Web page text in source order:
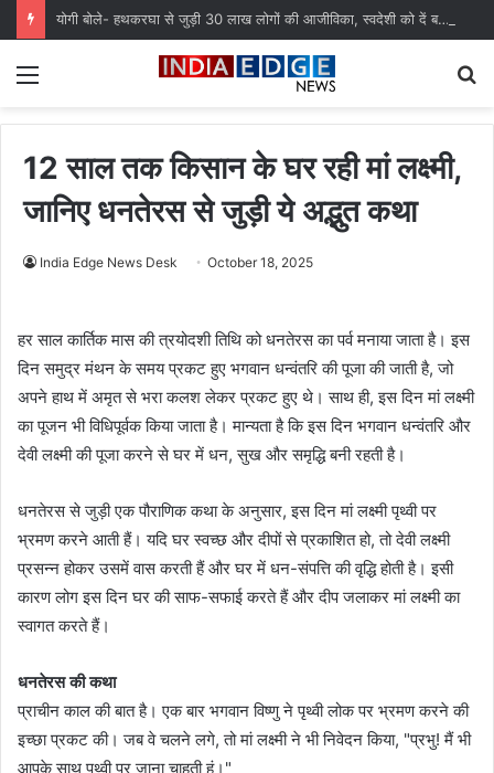
योगी बोले- हथकरघा से जुड़ी 30 लाख लोगों की आजीविका, स्वदेशी को दें बढ़ावा
Menu
12 साल तक किसान के घर रही मां लक्ष्मी,
जानिए धनतेरस से जुड़ी ये अद्भुत कथा
India Edge News Desk October 18, 2025
हर साल कार्तिक मास की त्रयोदशी तिथि को धनतेरस का पर्व मनाया जाता है। इस
दिन समुद्र मंथन के समय प्रकट हुए भगवान धन्वंतरि की पूजा की जाती है, जो
अपने हाथ में अमृत से भरा कलश लेकर प्रकट हुए थे। साथ ही, इस दिन मां लक्ष्मी
का पूजन भी विधिपूर्वक किया जाता है। मान्यता है कि इस दिन भगवान धन्वंतरि और
देवी लक्ष्मी की पूजा करने से घर में धन, सुख और समृद्धि बनी रहती है।
धनतेरस से जुड़ी एक पौराणिक कथा के अनुसार, इस दिन मां लक्ष्मी पृथ्वी पर
भ्रमण करने आती हैं। यदि घर स्वच्छ और दीपों से प्रकाशित हो, तो देवी लक्ष्मी
प्रसन्न होकर उसमें वास करती हैं और घर में धन-संपत्ति की वृद्धि होती है। इसी
कारण लोग इस दिन घर की साफ-सफाई करते हैं और दीप जलाकर मां लक्ष्मी का
स्वागत करते हैं।
धनतेरस की कथा
प्राचीन काल की बात है। एक बार भगवान विष्णु ने पृथ्वी लोक पर भ्रमण करने की
इच्छा प्रकट की। जब वे चलने लगे, तो मां लक्ष्मी ने भी निवेदन किया, "प्रभु! मैं भी
आपके साथ पृथ्वी पर जाना चाहती हूं।"